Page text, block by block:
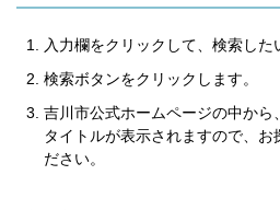
入力欄をクリックして、検索した
検索ボタンをクリックします。
吉川市公式ホームページの中か
タイトルが表示されますので、お
ださい。